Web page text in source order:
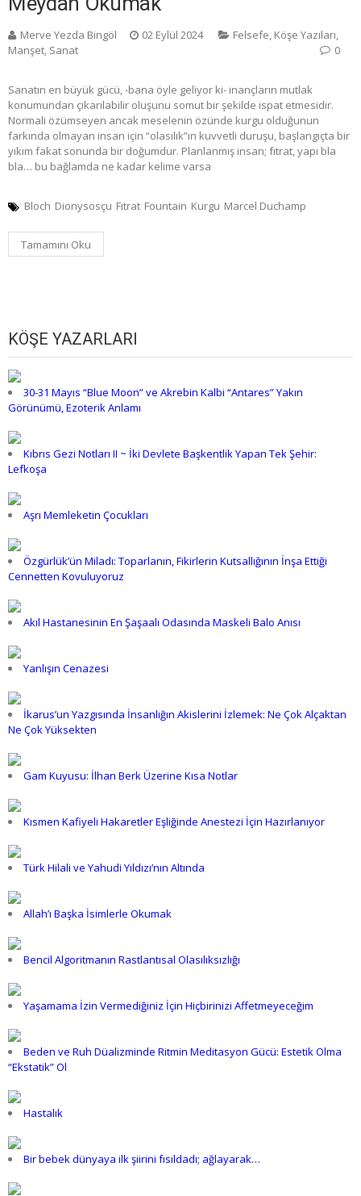
Merve Yezda Bingöl 02 Eylül 2024 Felsefe, Köşe Yazıları,
Manşet, Sanat 0
Sanatın en büyük gücü, -bana öyle geliyor ki- inançların mutlak
konumundan çıkarılabilir oluşunu somut bir şekilde ispat etmesidir.
Normali özümseyen ancak meselenin özünde kurgu olduğunun
farkında olmayan insan için “olasılık”ın kuvvetli duruşu, başlangıçta bir
yıkım fakat sonunda bir doğumdur. Planlanmış insan; fıtrat, yapı bla
bla… bu bağlamda ne kadar kelime varsa
Bloch Dionysosçu Fıtrat Fountain Kurgu Marcel Duchamp
Tamamını Oku
KÖŞE YAZARLARI
30-31 Mayıs “Blue Moon” ve Akrebin Kalbi “Antares” Yakın
Görünümü, Ezoterik Anlamı
Kıbrıs Gezi Notları II ~ İki Devlete Başkentlik Yapan Tek Şehir:
Lefkoşa
Aşrı Memleketin Çocukları
Özgürlük’ün Miladı: Toparlanın, Fikirlerin Kutsallığının İnşa Ettiği
Cennetten Kovuluyoruz
Akıl Hastanesinin En Şaşaalı Odasında Maskeli Balo Anısı
Yanlışın Cenazesi
İkarus’un Yazgısında İnsanlığın Akislerini İzlemek: Ne Çok Alçaktan
Ne Çok Yüksekten
Gam Kuyusu: İlhan Berk Üzerine Kısa Notlar
Kısmen Kafiyeli Hakaretler Eşliğinde Anestezi İçin Hazırlanıyor
Türk Hilali ve Yahudi Yıldızı’nın Altında
Allah’ı Başka İsimlerle Okumak
Bencil Algoritmanın Rastlantısal Olasılıksızlığı
Yaşamama İzin Vermediğiniz İçin Hiçbirinizi Affetmeyeceğim
Beden ve Ruh Düalizminde Ritmin Meditasyon Gücü: Estetik Olma
“Ekstatik” Ol
Hastalık
Bir bebek dünyaya ilk şiirini fısıldadı; ağlayarak…